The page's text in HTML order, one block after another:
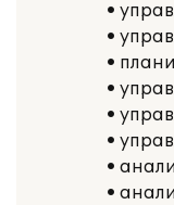
•
•
•
•
•
•
•
•